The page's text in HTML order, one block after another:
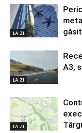
LA ZI
LA ZI
A3,
LA ZI